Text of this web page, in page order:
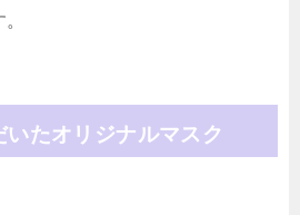
いたオリジナルマスク